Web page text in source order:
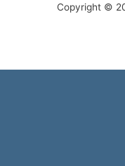
Copyright ©